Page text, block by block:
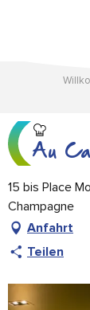
Au
15 bis Place
Champagne
Anfahrt
Teilen